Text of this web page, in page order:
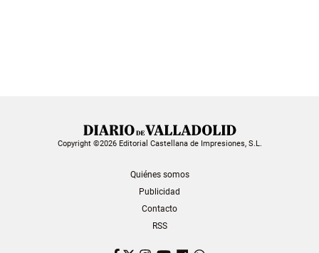
Copyright ©2026 Editorial Castellana de Impresiones, S.L.
Quiénes somos
Publicidad
Contacto
RSS